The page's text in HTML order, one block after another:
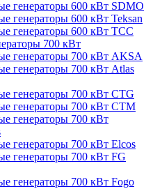
генераторы 600 кВт SDMO
генераторы 600 кВт Teksan
генераторы 600 кВт ТСС
700 кВт
генераторы 700 кВт AKSA
генераторы 700 кВт Atlas
генераторы 700 кВт CTG
генераторы 700 кВт CTM
генераторы 700 кВт
генераторы 700 кВт Elcos
генераторы 700 кВт FG
генераторы 700 кВт Fogo